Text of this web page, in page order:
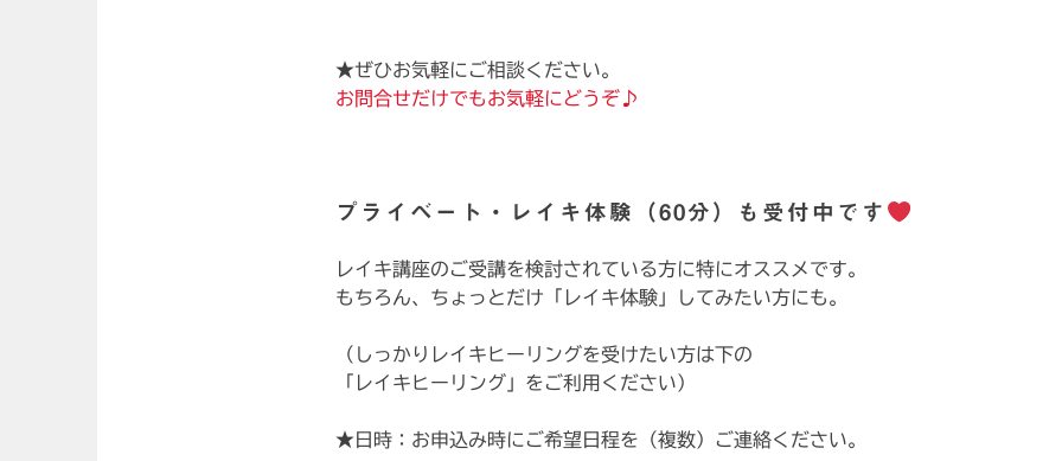
★ぜひお気軽にご相談ください。
お問合せだけでもお気軽にどうぞ♪
プライベート・レイキ体験（60分）も受付中です
レイキ講座のご受講を検討されている方に特にオススメです。
もちろん、ちょっとだけ「レイキ体験」してみたい方にも。
（しっかりレイキヒーリングを受けたい方は下の
「レイキヒーリング」をご利用ください）
★日時：お申込み時にご希望日程を（複数）ご連絡ください。